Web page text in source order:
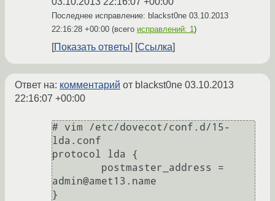
Последнее исправление: blackst0ne 03.10.2013
22:16:28 +00:00 (всего исправлений: 1)
Показать ответы Ссылка
Ответ на: комментарий от blackst0ne 03.10.2013
22:16:07 +00:00
# vim /etc/dovecot/conf.d/15-
lda.conf
protocol lda {
admin@amet13.name
}